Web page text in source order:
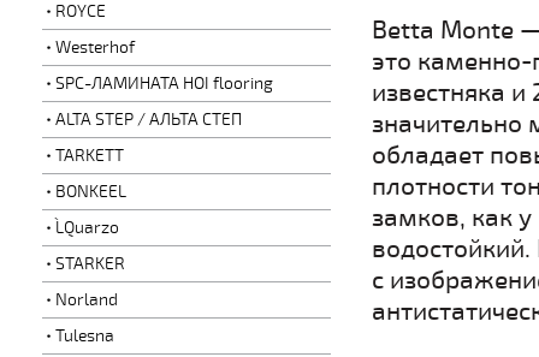
ROYCE
Westerhof
SPC-ЛАМИНАТА HOI flooring
ALTA STEP / АЛЬТА СТЕП
TARKETT
BONKEEL
L`Quarzo
STARKER
Norland
Tulesna
Betta Monte —
это
известняка и
обладает
плотности
замков, как
с